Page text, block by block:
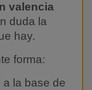
valencia
duda la
hay.
forma:
a la base de